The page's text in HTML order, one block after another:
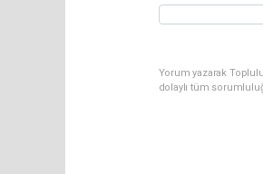
Yorum yazarak
dolaylı tüm